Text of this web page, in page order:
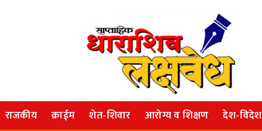
राजकीय क्राईम शेत-शिवार आरोग्य व शिक्षण देश-विदेश